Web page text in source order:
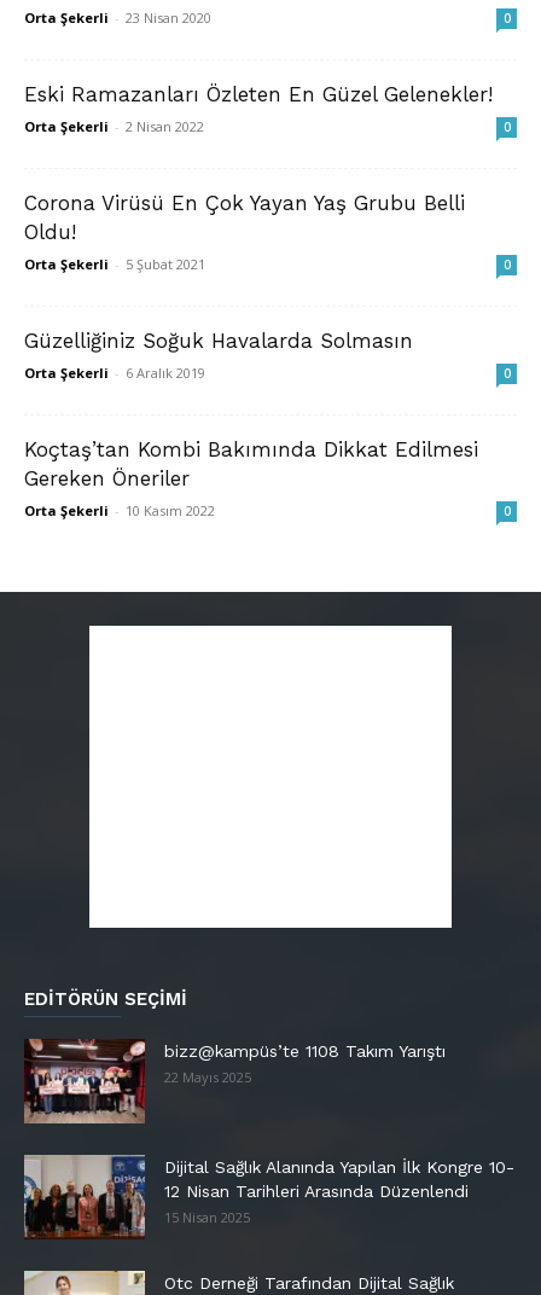
Orta Şekerli - 23 Nisan 2020 0
Eski Ramazanları Özleten En Güzel Gelenekler!
Orta Şekerli - 2 Nisan 2022 0
Corona Virüsü En Çok Yayan Yaş Grubu Belli
Oldu!
Orta Şekerli - 5 Şubat 2021 0
Güzelliğiniz Soğuk Havalarda Solmasın
Orta Şekerli - 6 Aralık 2019 0
Koçtaş’tan Kombi Bakımında Dikkat Edilmesi
Gereken Öneriler
Orta Şekerli - 10 Kasım 2022 0
EDITÖRÜN SEÇIMI
bizz@kampüs’te 1108 Takım Yarıştı
22 Mayıs 2025
Dijital Sağlık Alanında Yapılan İlk Kongre 10-
12 Nisan Tarihleri Arasında Düzenlendi
15 Nisan 2025
Otc Derneği Tarafından Dijital Sağlık